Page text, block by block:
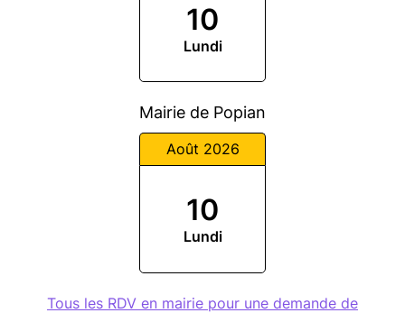
10
Lundi
Mairie de Popian
Août 2026
10
Lundi
Tous les RDV en mairie pour une demande de